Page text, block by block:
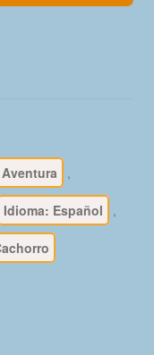
Aventura ,
Idioma: Español ,